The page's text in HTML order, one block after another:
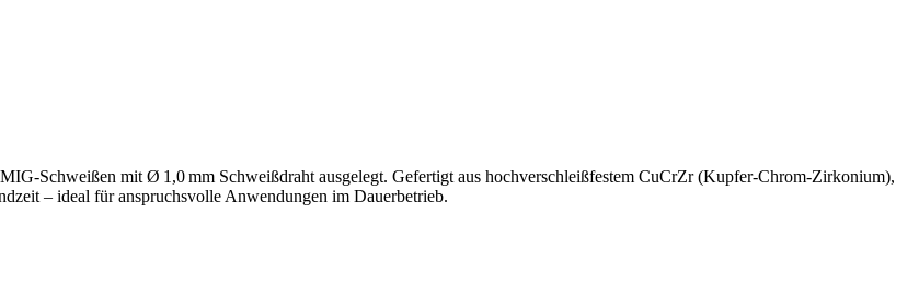
Schweißen mit Ø 1,0 mm Schweißdraht ausgelegt. Gefertigt aus hochverschleißfestem CuCrZr (Kupfer-Chrom-Zirkonium),
– ideal für anspruchsvolle Anwendungen im Dauerbetrieb.